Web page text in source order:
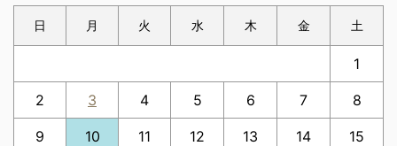
日 月 火 水 木 金 土
1
2 3 4 5 6 7 8
9 10 11 12 13 14 15